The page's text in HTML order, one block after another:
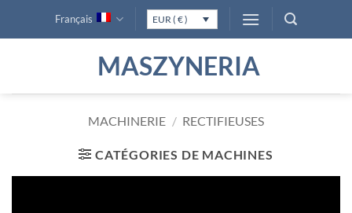
Français EUR ( € )
MASZYNERIA
MACHINERIE / RECTIFIEUSES
CATÉGORIES DE MACHINES